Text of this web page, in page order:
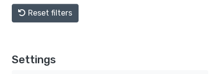
Reset filters
Settings